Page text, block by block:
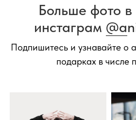
Больше фото
инстаграм @a
Подпишитесь и узнавайте о
подарках в числе